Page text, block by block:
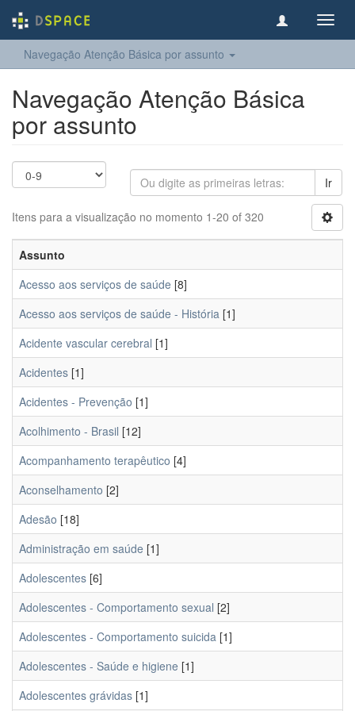
Navegação Atenção Básica por assunto
Navegação Atenção Básica
por assunto
Ir
Itens para a visualização no momento 1-20 of 320
Assunto
Acesso aos serviços de saúde [8]
Acesso aos serviços de saúde - História [1]
Acidente vascular cerebral [1]
Acidentes [1]
Acidentes - Prevenção [1]
Acolhimento - Brasil [12]
Acompanhamento terapêutico [4]
Aconselhamento [2]
Adesão [18]
Administração em saúde [1]
Adolescentes [6]
Adolescentes - Comportamento sexual [2]
Adolescentes - Comportamento suicida [1]
Adolescentes - Saúde e higiene [1]
Adolescentes grávidas [1]